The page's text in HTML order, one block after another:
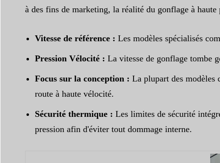
à des fins de marketing, la réalité du gonflage à
Vitesse de référence : Les modèles spécialisés
Pression Vélocité : La vitesse de gonflage tombe
Focus sur la conception : La plupart des modèles
route à haute vélocité.
Sécurité thermique : Les limites de sécurité
pression afin d'éviter tout dommage interne.